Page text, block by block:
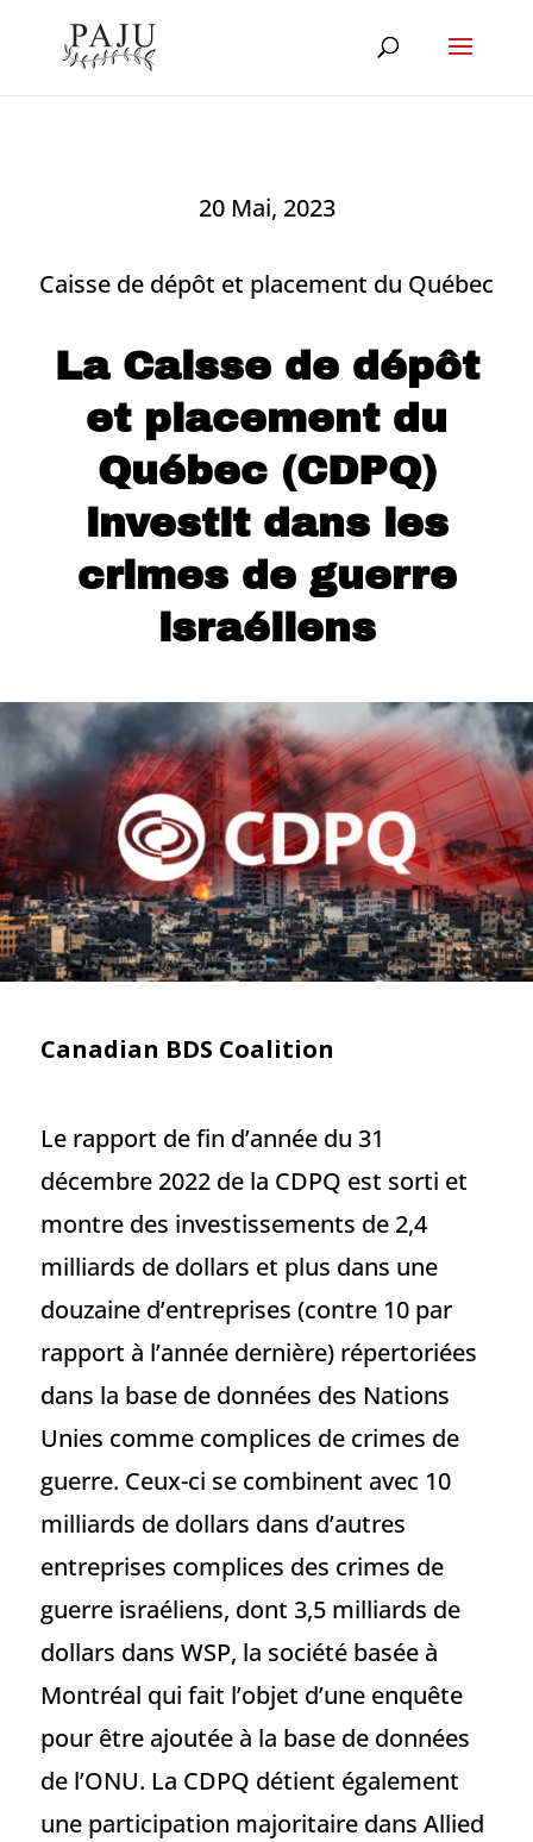
20 Mai, 2023
Caisse de dépôt et placement du Québec
La Caisse de dépôt
et placement du
Québec (CDPQ)
investit dans les
crimes de guerre
israéliens
Canadian BDS Coalition
Le rapport de fin d’année du 31
décembre 2022 de la CDPQ est sorti et
montre des investissements de 2,4
milliards de dollars et plus dans une
douzaine d’entreprises (contre 10 par
rapport à l’année dernière) répertoriées
dans la base de données des Nations
Unies comme complices de crimes de
guerre. Ceux-ci se combinent avec 10
milliards de dollars dans d’autres
entreprises complices des crimes de
guerre israéliens, dont 3,5 milliards de
dollars dans WSP, la société basée à
Montréal qui fait l’objet d’une enquête
pour être ajoutée à la base de données
de l’ONU. La CDPQ détient également
une participation majoritaire dans Allied